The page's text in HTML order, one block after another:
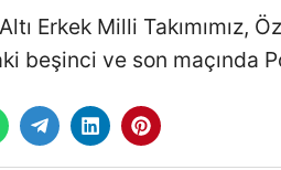
Erkek Milli Takımımız,
beşinci ve son